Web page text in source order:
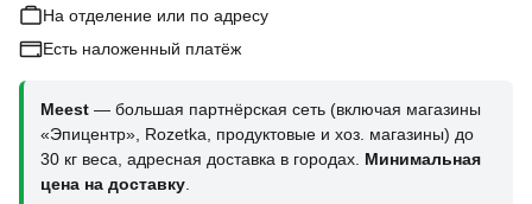
На отделение или по адресу
Есть наложенный платёж
Meest — большая партнёрская сеть (включая магазины
«Эпицентр», Rozetka, продуктовые и хоз. магазины) до
30 кг веса, адресная доставка в городах. Минимальная
цена на доставку